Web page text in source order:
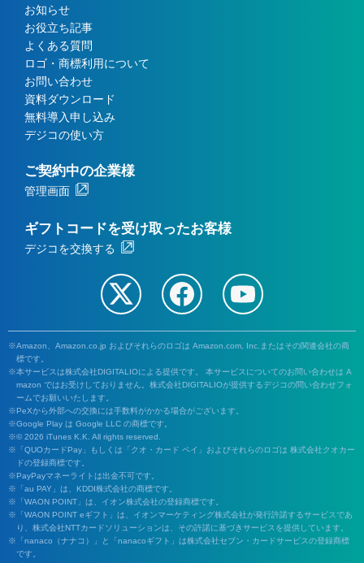
お知らせ
お役立ち記事
よくある質問
ロゴ・商標利用について
お問い合わせ
資料ダウンロード
無料導入申し込み
デジコの使い方
ご契約中の企業様
管理画面
ギフトコードを受け取ったお客様
デジコを交換する
Amazon、Amazon.co.jp およびそれらのロゴは Amazon.com, Inc.またはその関連会社の商
標です。
本サービスは株式会社DIGITALIOによる提供です。 本サービスについてのお問い合わせは A
mazon ではお受けしておりません。株式会社DIGITALIOが提供するデジコの問い合わせフォ
ームでお願いいたします。
PeXから外部への交換には手数料がかかる場合がございます。
Google Play は Google LLC の商標です。
© 2026 iTunes K.K. All rights reserved.
「QUOカードPay」もしくは「クオ・カード ペイ」およびそれらのロゴは 株式会社クオカー
ドの登録商標です。
PayPayマネーライトは出金不可です。
「au PAY」は、KDDI株式会社の商標です。
「WAON POINT」は、イオン株式会社の登録商標です。
「WAON POINT eギフト」は、イオンマーケティング株式会社が発行許諾するサービスであ
り、株式会社NTTカードソリューションは、その許諾に基づきサービスを提供しています。
「nanaco（ナナコ）」と「nanacoギフト」は株式会社セブン・カードサービスの登録商標
です。